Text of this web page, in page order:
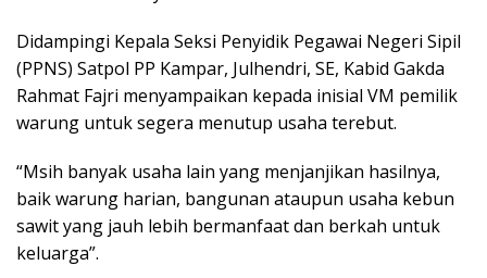
Didampingi Kepala Seksi Penyidik Pegawai Negeri Sipil
(PPNS) Satpol PP Kampar, Julhendri, SE, Kabid Gakda
Rahmat Fajri menyampaikan kepada inisial VM pemilik
warung untuk segera menutup usaha terebut.
“Msih banyak usaha lain yang menjanjikan hasilnya,
baik warung harian, bangunan ataupun usaha kebun
sawit yang jauh lebih bermanfaat dan berkah untuk
keluarga”.